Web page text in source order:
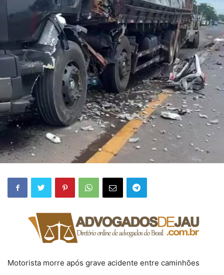
Motorista morre após grave acidente entre caminhões